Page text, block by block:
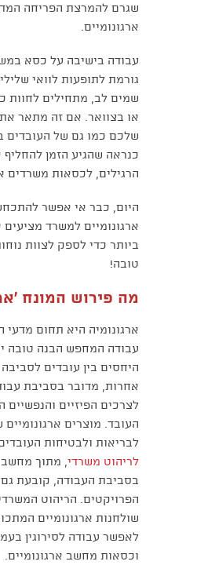
שגרם להמרצת הפריחה
ארגונומיים.
עבודה בישיבה על כסא
גורמת לתופעות לוואי
שמים לב, מתחילים לחוות
או בצוואר. אם זה מתאר
שלכם כמו גם של
כנראה שהגיע הזמן
הרגילים, לכסאות משרדים
היום, כבר אי אפשר
ארגונומיים למשרד
ביותר כדי לספק לצוות
טובה!
מה פירוש המונח
ארגונומיה היא תחום
עבודה המחפש הבנה טובה
היחסים בין עובדים
אחרות, מדובר בסביבת
לצרכים הפיזיים והנפשיים
העובד. מוצרים ארגונומיים
לבריאות ולבטיחות
לריהוט משרדי, מתוך
בסביבת העבודה, קובעת
הפרויקטים. הריהוט
שולחנות ארגונומיים
לאפשר עבודה לסירוגין
וכסאות מחשב ארגונומיים.